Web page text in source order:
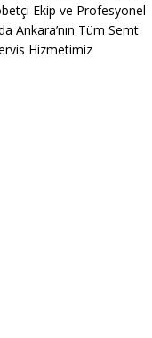
Ekip ve Profesyonel
Ankara’nın Tüm Semt
Hizmetimiz